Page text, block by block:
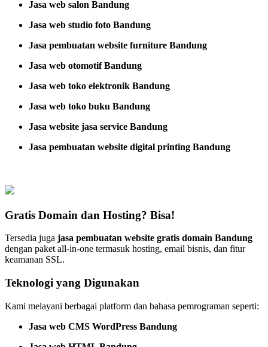
Jasa web salon Bandung
Jasa web studio foto Bandung
Jasa pembuatan website furniture Bandung
Jasa web otomotif Bandung
Jasa web toko elektronik Bandung
Jasa web toko buku Bandung
Jasa website jasa service Bandung
Jasa pembuatan website digital printing Bandung
Gratis Domain dan Hosting? Bisa!
Tersedia juga jasa pembuatan website gratis domain Bandung
dengan paket all-in-one termasuk hosting, email bisnis, dan fitur
keamanan SSL.
Teknologi yang Digunakan
Kami melayani berbagai platform dan bahasa pemrograman seperti:
Jasa web CMS WordPress Bandung